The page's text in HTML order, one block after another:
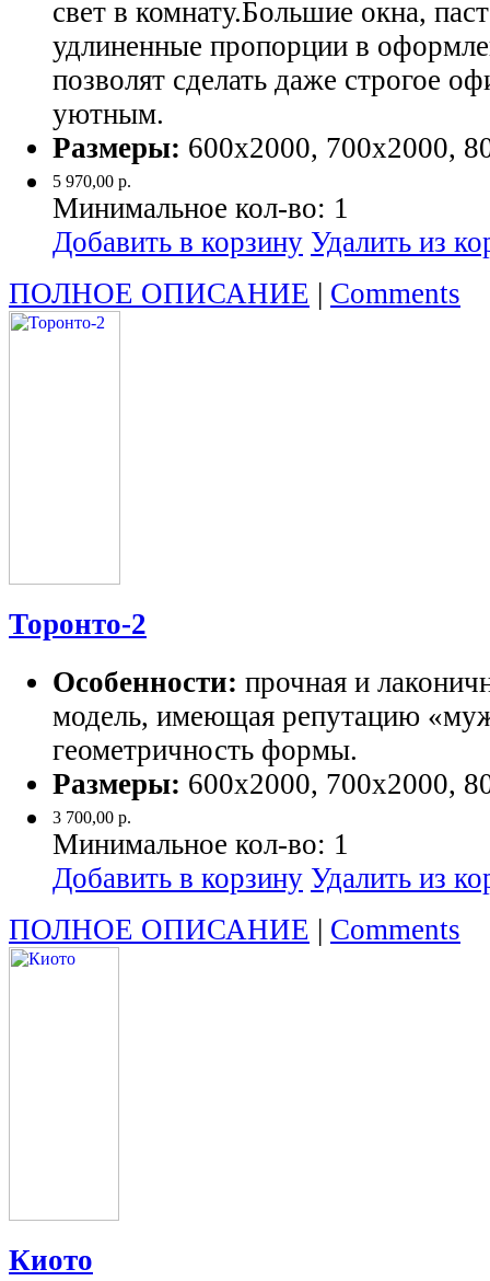
свет в комнату.Большие окна,
удлиненные пропорции в
позволят сделать даже строгое
уютным.
Размеры: 600х2000, 700х2000,
5 970,00 р.
Минимальное кол-во: 1
Добавить в корзину Удалить из
ПОЛНОЕ ОПИСАНИЕ | Comments
Торонто-2
Особенности: прочная и
модель, имеющая репутацию
геометричность формы.
Размеры: 600х2000, 700х2000,
3 700,00 р.
Минимальное кол-во: 1
Добавить в корзину Удалить из
ПОЛНОЕ ОПИСАНИЕ | Comments
Киото